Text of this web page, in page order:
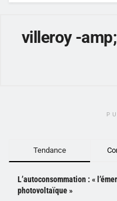
villeroy -
Tendance
L’autoconsommation : «
photovoltaïque »